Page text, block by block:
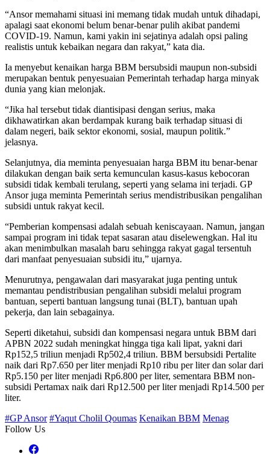
“Ansor memahami situasi ini memang tidak mudah untuk dihadapi,
apalagi saat ekonomi belum benar-benar pulih akibat pandemi
COVID-19. Namun, kami yakin ini sejatinya adalah opsi paling
realistis untuk kebaikan negara dan rakyat,” kata dia.
Ia menyebut kenaikan harga BBM bersubsidi maupun non-subsidi
merupakan bentuk penyesuaian Pemerintah terhadap harga minyak
dunia yang kian melonjak.
“Jika hal tersebut tidak diantisipasi dengan serius, maka
dikhawatirkan akan berdampak kurang baik terhadap situasi di
dalam negeri, baik sektor ekonomi, sosial, maupun politik.”
jelasnya.
Selanjutnya, dia meminta penyesuaian harga BBM itu benar-benar
dilakukan dengan baik serta kemunculan kasus-kasus kebocoran
subsidi tidak kembali terulang, seperti yang selama ini terjadi. GP
Ansor juga meminta Pemerintah serius mendistribusikan pengalihan
subsidi untuk rakyat kecil.
“Pemberian kompensasi adalah sebuah keniscayaan. Namun, jangan
sampai program ini tidak tepat sasaran atau diselewengkan. Hal itu
akan menimbulkan masalah baru sehingga rakyat gagal tersentuh
dari manfaat penyesuaian subsidi itu,” ujarnya.
Menurutnya, pengawalan dari masyarakat juga penting untuk
memantau pendistribusian pengalihan subsidi melalui program
bantuan, seperti bantuan langsung tunai (BLT), bantuan upah
pekerja, dan lain sebagainya.
Seperti diketahui, subsidi dan kompensasi negara untuk BBM dari
APBN 2022 sudah meningkat hingga tiga kali lipat, yakni dari
Rp152,5 triliun menjadi Rp502,4 triliun. BBM bersubsidi Pertalite
naik dari Rp7.650 per liter menjadi Rp10 ribu per liter dan solar dari
Rp5.150 per liter menjadi Rp6.800 per liter, sementara BBM non-
subsidi Pertamax naik dari Rp12.500 per liter menjadi Rp14.500 per
liter.
#GP Ansor #Yaqut Cholil Qoumas Kenaikan BBM Menag
Follow Us